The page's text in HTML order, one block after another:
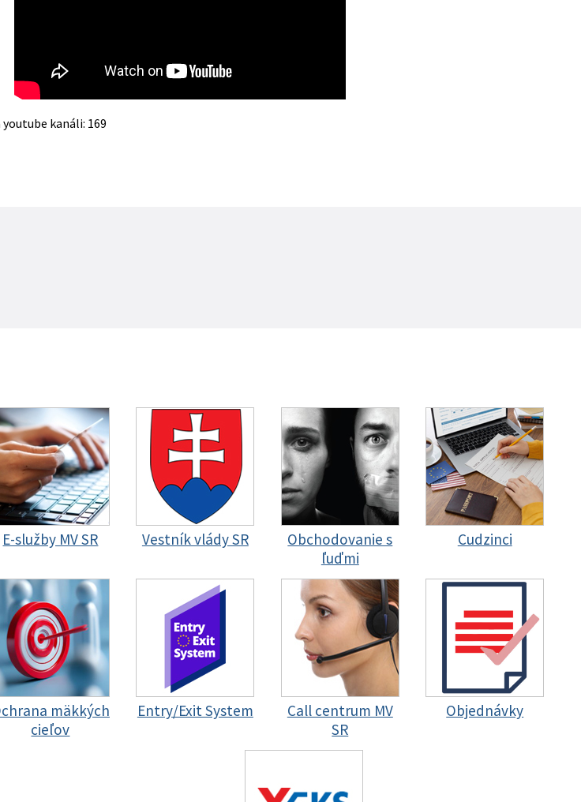
kanáli: 169
E-služby MV SR Vestník vlády SR
Obchodovanie s
ľuďmi
Cudzinci
mäkkých
cieľov
Entry/Exit System
Call centrum MV
SR
Objednávky